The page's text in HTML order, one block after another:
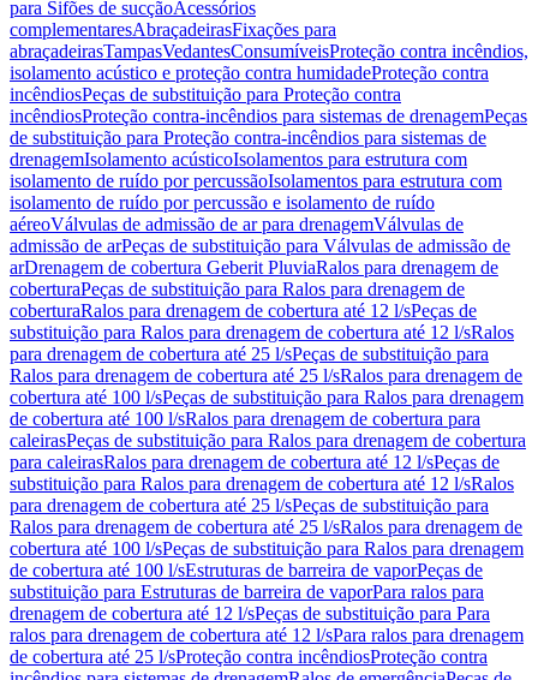
para Sifões de sucçãoAcessórios
complementaresAbraçadeirasFixações para
abraçadeirasTampasVedantesConsumíveisProteção contra incêndios,
isolamento acústico e proteção contra humidadeProteção contra
incêndiosPeças de substituição para Proteção contra
incêndiosProteção contra-incêndios para sistemas de drenagemPeças
de substituição para Proteção contra-incêndios para sistemas de
drenagemIsolamento acústicoIsolamentos para estrutura com
isolamento de ruído por percussãoIsolamentos para estrutura com
isolamento de ruído por percussão e isolamento de ruído
aéreoVálvulas de admissão de ar para drenagemVálvulas de
admissão de arPeças de substituição para Válvulas de admissão de
arDrenagem de cobertura Geberit PluviaRalos para drenagem de
coberturaPeças de substituição para Ralos para drenagem de
coberturaRalos para drenagem de cobertura até 12 l/sPeças de
substituição para Ralos para drenagem de cobertura até 12 l/sRalos
para drenagem de cobertura até 25 l/sPeças de substituição para
Ralos para drenagem de cobertura até 25 l/sRalos para drenagem de
cobertura até 100 l/sPeças de substituição para Ralos para drenagem
de cobertura até 100 l/sRalos para drenagem de cobertura para
caleirasPeças de substituição para Ralos para drenagem de cobertura
para caleirasRalos para drenagem de cobertura até 12 l/sPeças de
substituição para Ralos para drenagem de cobertura até 12 l/sRalos
para drenagem de cobertura até 25 l/sPeças de substituição para
Ralos para drenagem de cobertura até 25 l/sRalos para drenagem de
cobertura até 100 l/sPeças de substituição para Ralos para drenagem
de cobertura até 100 l/sEstruturas de barreira de vaporPeças de
substituição para Estruturas de barreira de vaporPara ralos para
drenagem de cobertura até 12 l/sPeças de substituição para Para
ralos para drenagem de cobertura até 12 l/sPara ralos para drenagem
de cobertura até 25 l/sProteção contra incêndiosProteção contra